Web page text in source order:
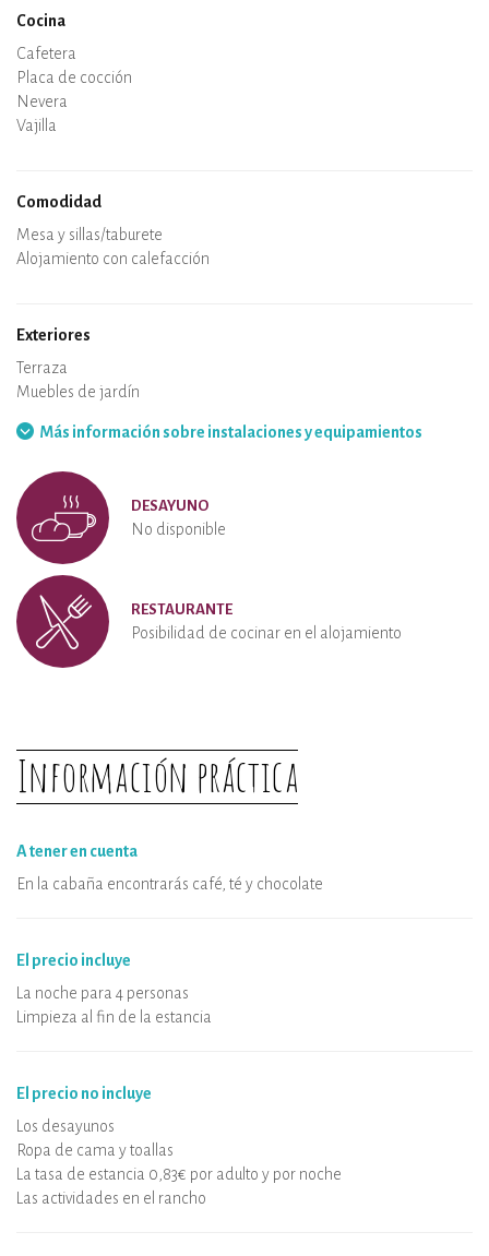
Cocina
Microondas
Cafetera
Hervidor
Placa de cocción
Horno
Nevera
Vajilla
Comodidad
Spa
Sauna
Mesa y sillas/taburete
Aire acondicionado
Alojamiento con calefacción
Exteriores
Terraza
Muebles de jardín
Más información sobre instalaciones y equipamientos
DESAYUNO
No disponible
RESTAURANTE
Posibilidad de cocinar en el alojamiento
Información práctica
A tener en cuenta
En la cabaña encontrarás café, té y chocolate
El precio incluye
La noche para 4 personas
Limpieza al fin de la estancia
El precio no incluye
Los desayunos
Ropa de cama y toallas
La tasa de estancia 0,83€ por adulto y por noche
Las actividades en el rancho